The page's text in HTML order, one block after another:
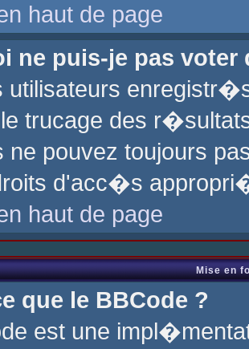
haut de page
ne puis-je pas voter
utilisateurs
trucage des
ne pouvez toujours
d'acc�s
haut de page
Mise en
que le BBCode ?
est une